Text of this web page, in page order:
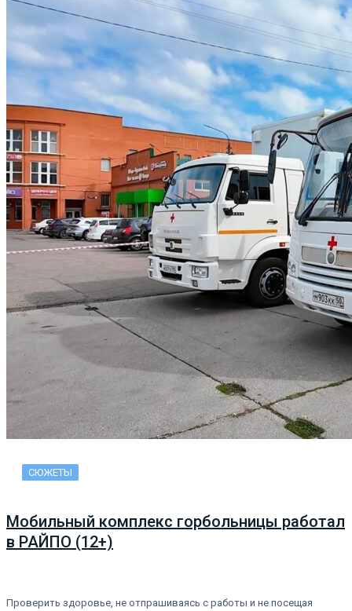
СЮЖЕТЫ
Мобильный комплекс горбольницы работал
в РАЙПО (12+)
Проверить здоровье, не отпрашиваясь с работы и не посещая